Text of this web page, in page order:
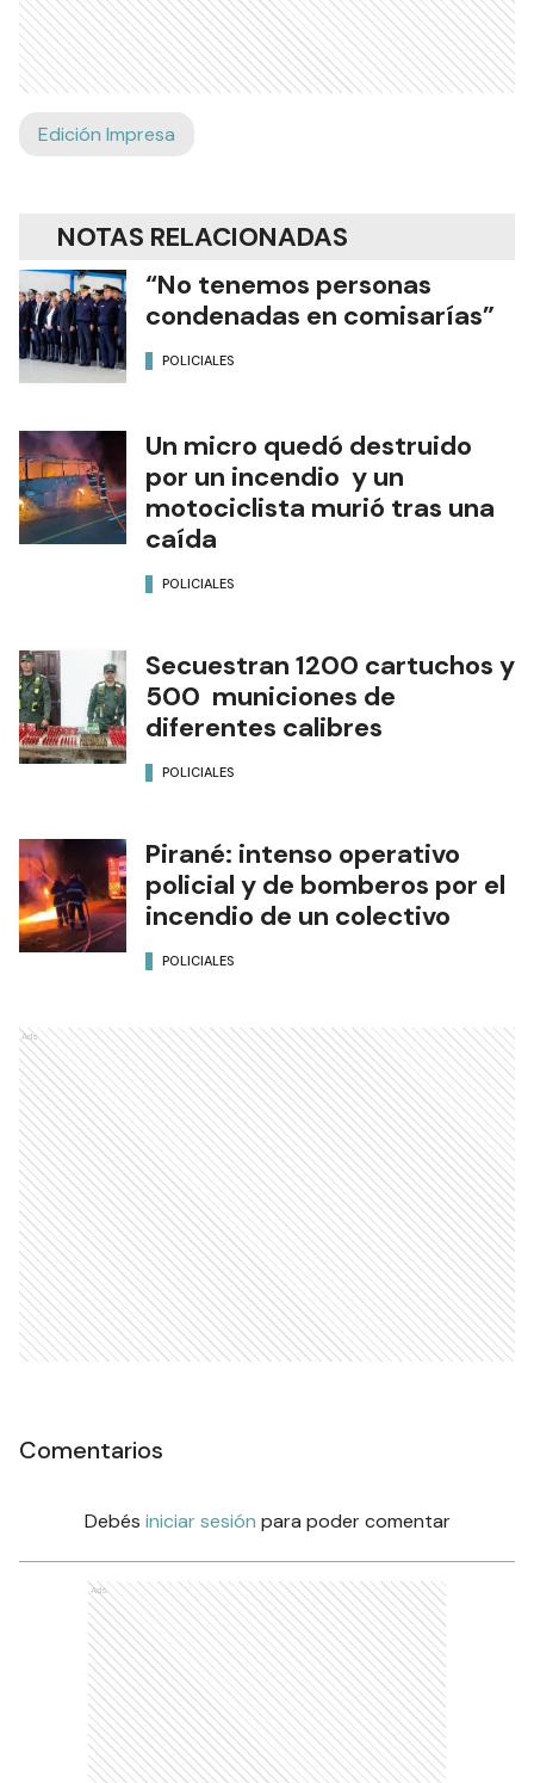
Edición Impresa
NOTAS RELACIONADAS
“No tenemos personas
condenadas en comisarías”
POLICIALES
Un micro quedó destruido
por un incendio y un
motociclista murió tras una
caída
POLICIALES
Secuestran 1200 cartuchos y
500 municiones de
diferentes calibres
POLICIALES
Pirané: intenso operativo
policial y de bomberos por el
incendio de un colectivo
POLICIALES
Ads
Comentarios
Debés iniciar sesión para poder comentar
Ads